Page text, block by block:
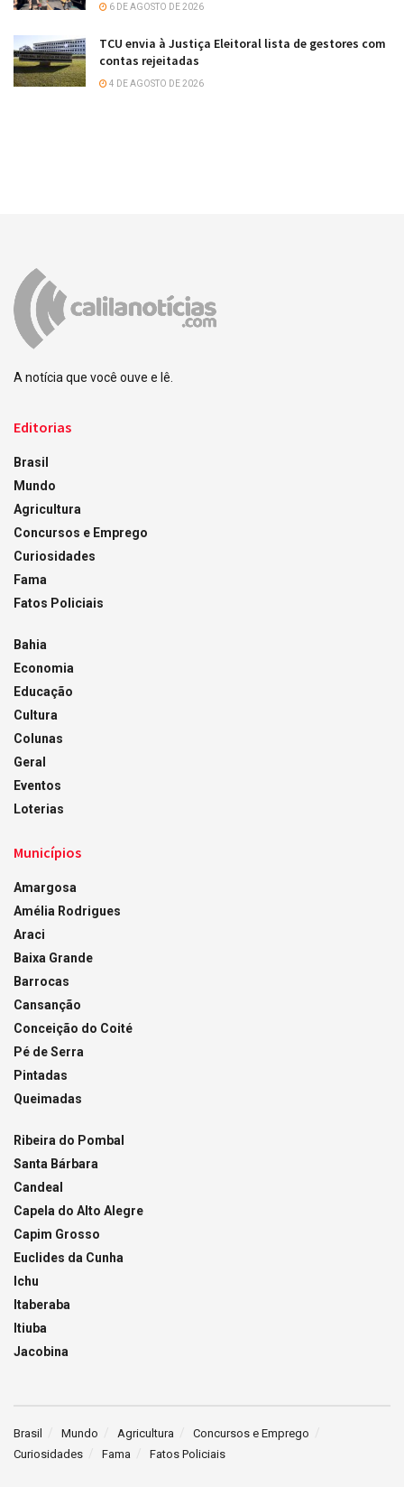
6 DE AGOSTO DE 2026
TCU envia à Justiça Eleitoral lista de gestores com
contas rejeitadas
4 DE AGOSTO DE 2026
A notícia que você ouve e lê.
Editorias
Brasil
Mundo
Agricultura
Concursos e Emprego
Curiosidades
Fama
Fatos Policiais
Bahia
Economia
Educação
Cultura
Colunas
Geral
Eventos
Loterias
Municípios
Amargosa
Amélia Rodrigues
Araci
Baixa Grande
Barrocas
Cansanção
Conceição do Coité
Pé de Serra
Pintadas
Queimadas
Ribeira do Pombal
Santa Bárbara
Candeal
Capela do Alto Alegre
Capim Grosso
Euclides da Cunha
Ichu
Itaberaba
Itiuba
Jacobina
Brasil Mundo Agricultura
Concursos e Emprego
Curiosidades
Fama Fatos Policiais